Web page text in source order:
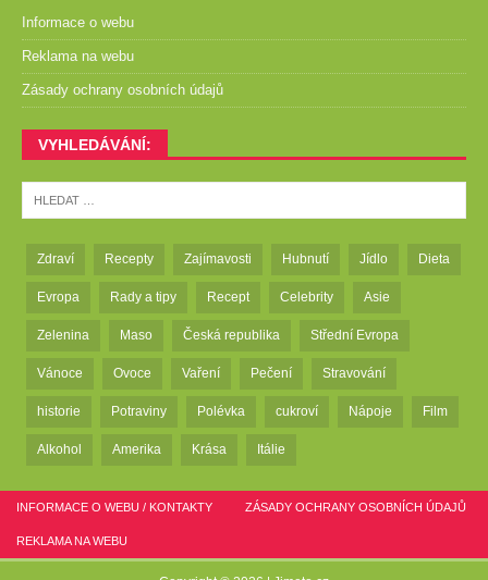
Informace o webu
Reklama na webu
Zásady ochrany osobních údajů
VYHLEDÁVÁNÍ:
Zdraví Recepty Zajímavosti Hubnutí Jídlo Dieta
Evropa Rady a tipy Recept Celebrity Asie
Zelenina Maso Česká republika Střední Evropa
Vánoce Ovoce Vaření Pečení Stravování
historie Potraviny Polévka cukroví Nápoje Film
Alkohol Amerika Krása Itálie
INFORMACE O WEBU / KONTAKTY ZÁSADY OCHRANY OSOBNÍCH ÚDAJŮ
REKLAMA NA WEBU